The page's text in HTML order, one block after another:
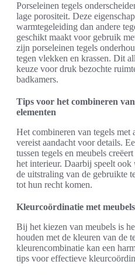
Porseleinen tegels
lage porositeit. Deze
warmtegeleiding dan andere
geschikt maakt voor gebruik
zijn porseleinen tegels
tegen vlekken en krassen. Dit
keuze voor druk bezochte
badkamers.
Tips voor het combineren
elementen
Het combineren van tegels met
vereist aandacht voor details.
tussen tegels en meubels
het interieur. Daarbij speelt ook
de uitstraling van de gebruikte
tot hun recht komen.
Kleurcoördinatie met meubels
Bij het kiezen van meubels is
houden met de kleuren van de
kleurencombinatie kan een
tips voor effectieve